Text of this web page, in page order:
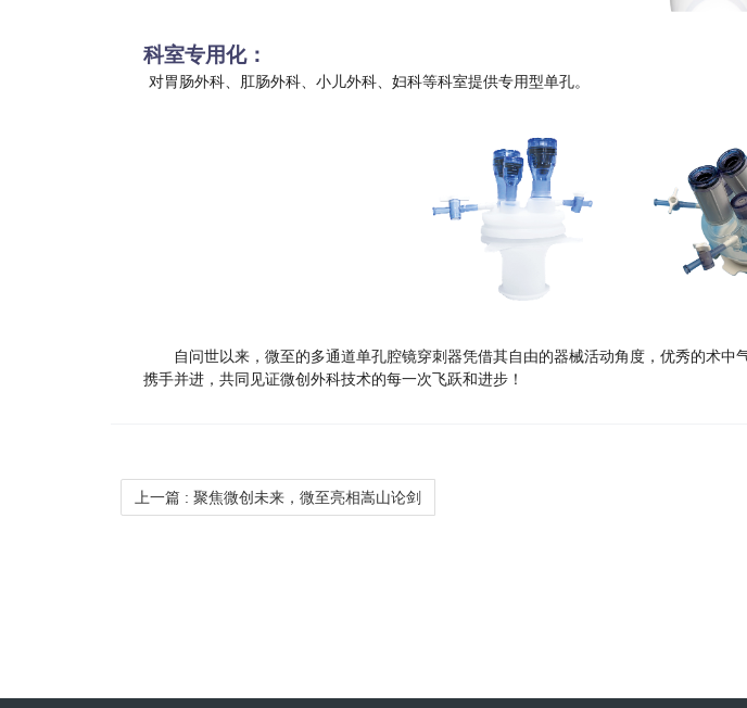
科室专用化：
对胃肠外科、肛肠外科、小儿外科、妇科等科室提供专用型单孔。
自问世以来，微至的多通道单孔腔镜穿刺器凭借其自由的器械活动角度，优秀的术中
携手并进，共同见证微创外科技术的每一次飞跃和进步！
上一篇 : 聚焦微创未来，微至亮相嵩山论剑